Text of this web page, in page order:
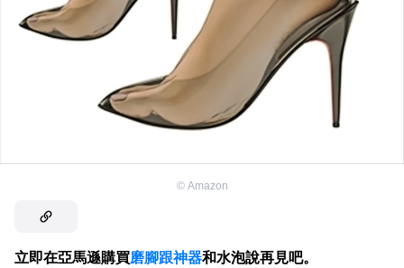
© Amazon
立即在亞馬遜購買磨腳跟神器和水泡說再見吧。